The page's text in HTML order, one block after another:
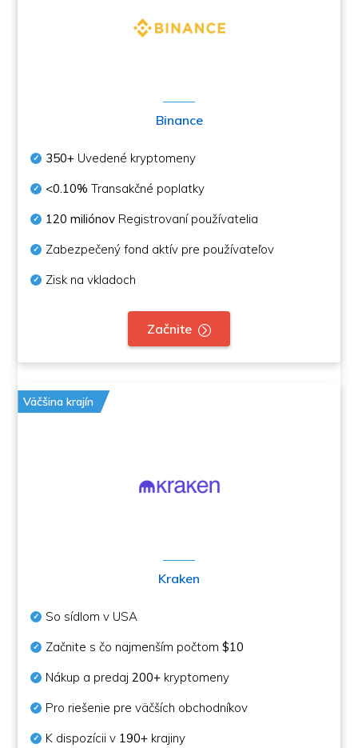
Binance
350+ Uvedené kryptomeny
<0.10% Transakčné poplatky
120 miliónov Registrovaní používatelia
Zabezpečený fond aktív pre používateľov
Zisk na vkladoch
Začnite
Väčšina krajín
Kraken
So sídlom v USA
Začnite s čo najmenším počtom$10
Nákup a predaj200+ kryptomeny
Pro riešenie pre väčších obchodníkov
K dispozícii v 190+ krajiny